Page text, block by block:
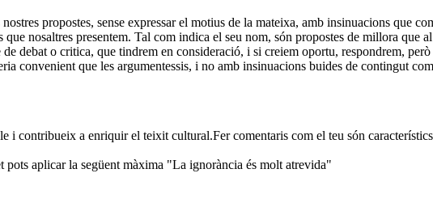
propostes, sense expressar el motius de la mateixa, amb insinuacions que
nosaltres presentem. Tal com indica el seu nom, són propostes de millora que
debat o critica, que tindrem en consideració, i si creiem oportu, respondrem,
convenient que les argumentessis, i no amb insinuacions buides de contingut
i contribueix a enriquir el teixit cultural.Fer comentaris com el teu són
pots aplicar la següent màxima "La ignorància és molt atrevida"